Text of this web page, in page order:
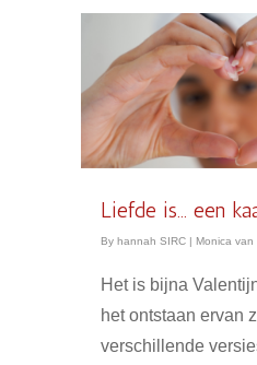
Liefde is… een
By hannah SIRC | Monica van
Het is bijna
het ontstaan ervan
verschillende